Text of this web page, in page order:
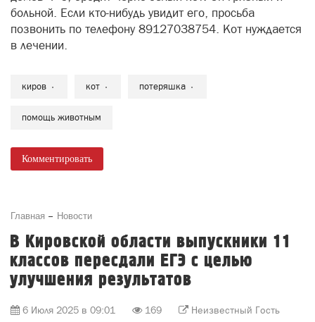
больной. Если кто-нибудь увидит его, просьба
позвонить по телефону 89127038754. Кот нуждается
в лечении.
киров кот потеряшка
помощь животным
Комментировать
Главная Новости
В Кировской области выпускники 11
классов пересдали ЕГЭ с целью
улучшения результатов
6 Июля 2025 в 09:01 169 Неизвестный Гость